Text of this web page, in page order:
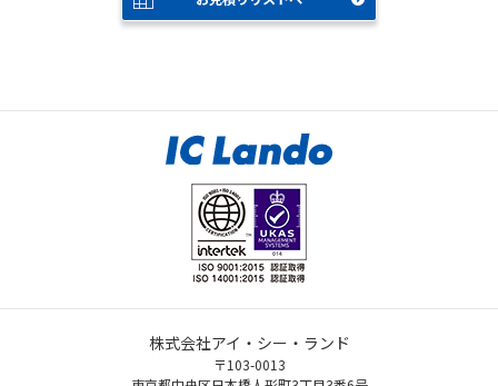
株式会社アイ・シー・ランド
〒103-0013